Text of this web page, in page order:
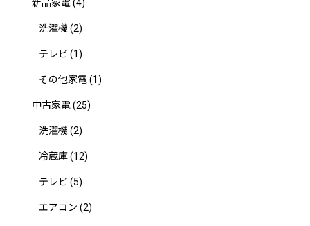
新品家電(4)
洗濯機 (2)
テレビ (1)
その他家電(1)
中古家電(25)
洗濯機 (2)
冷蔵庫(12)
テレビ (5)
エアコン (2)